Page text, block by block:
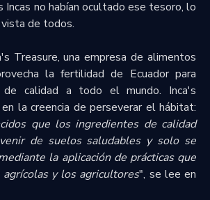
Incas no habían ocultado ese tesoro, lo
de todos.
Treasure, una empresa de alimentos
la fertilidad de Ecuador para
de calidad a todo el mundo. Inca's
la creencia de perseverar el hábitat:
que los ingredientes de calidad
de suelos saludables y solo se
la aplicación de prácticas que
y los agricultores", se lee en